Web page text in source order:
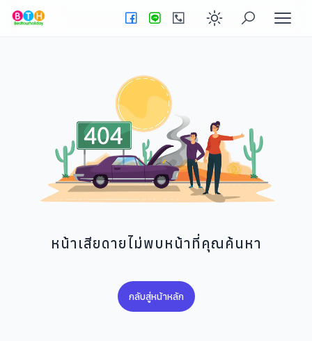
Enable dark
หน้าเสียดายไม่พบหน้าที่คุณค้นหา
กลับสู่หน้าหลัก